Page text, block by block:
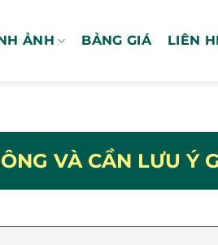
ẢNH BẢNG GIÁ LIÊN
VÀ CẦN LƯU Ý